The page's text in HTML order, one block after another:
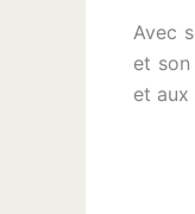
Avec
et son
et aux